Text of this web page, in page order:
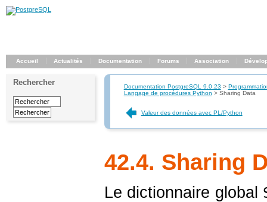
Accueil Actualités Documentation Forums Association
Rechercher Documentation PostgreSQL 9.0.23 >
Langage de procédures Python > Sharing Data
Valeur des données avec PL/Python
42.4. Sharing
Le dictionnaire global